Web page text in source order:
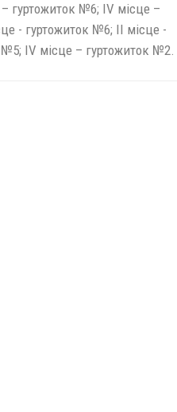
гуртожиток №6; ІV місце –
- гуртожиток №6; ІІ місце -
№5; ІV місце – гуртожиток №2.